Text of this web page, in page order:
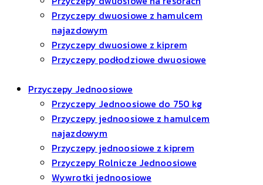
Przyczepy dwuosiowe z hamulcem
najazdowym
Przyczepy dwuosiowe z kiprem
Przyczepy podłodziowe dwuosiowe
Przyczepy Jednoosiowe
Przyczepy Jednoosiowe do 750 kg
Przyczepy jednoosiowe z hamulcem
najazdowym
Przyczepy jednoosiowe z kiprem
Przyczepy Rolnicze Jednoosiowe
Wywrotki jednoosiowe